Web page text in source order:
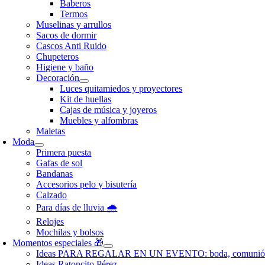
Baberos
Termos
Muselinas y arrullos
Sacos de dormir
Cascos Anti Ruido
Chupeteros
Higiene y baño
Decoración
Luces quitamiedos y proyectores
Kit de huellas
Cajas de música y joyeros
Muebles y alfombras
Maletas
Moda
Primera puesta
Gafas de sol
Bandanas
Accesorios pelo y bisutería
Calzado
Para días de lluvia 🌧️
Relojes
Mochilas y bolsos
Momentos especiales 🎁
Ideas PARA REGALAR EN UN EVENTO: boda,